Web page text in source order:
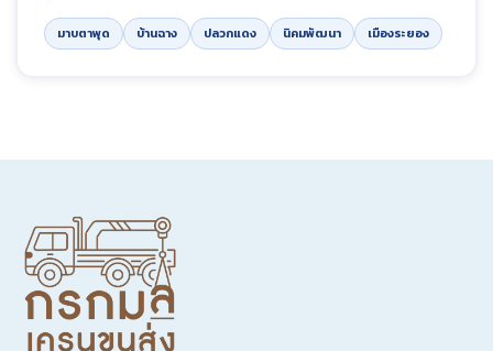
มาบตาพุด บ้านฉาง ปลวกแดง นิคมพัฒนา เมืองระยอง